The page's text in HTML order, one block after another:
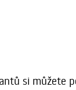
si můžete